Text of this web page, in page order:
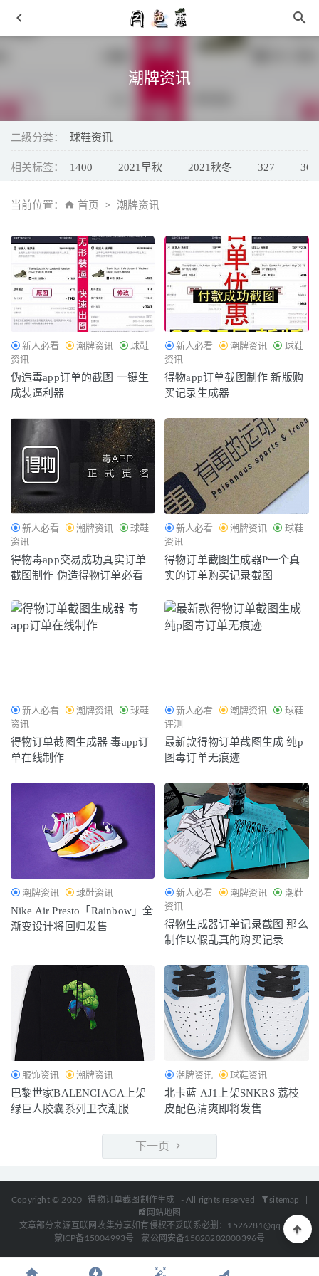
潮牌资讯
二级分类： 球鞋资讯
相关标签： 1400 2021早秋 2021秋冬 327
当前位置： 首页 潮牌资讯
新人必看 潮牌资讯
球鞋
资讯
伪造毒app订单的截图 一键生
成装逼利器
新人必看 潮牌资讯
球鞋
资讯
得物app订单截图制作 新版购
买记录生成器
新人必看 潮牌资讯
球鞋
资讯
得物毒app交易成功真实订单
截图制作 伪造得物订单必看
新人必看 潮牌资讯
球鞋
资讯
得物订单截图生成器P一个真
实的订单购买记录截图
新人必看 潮牌资讯
球鞋
资讯
得物订单截图生成器 毒app订
单在线制作
新人必看 潮牌资讯
球鞋
评测
最新款得物订单截图生成 纯p
图毒订单无痕迹
潮牌资讯 球鞋资讯
Nike Air Presto「Rainbow」全
渐变设计将回归发售
新人必看 潮牌资讯
潮鞋
资讯
得物生成器订单记录截图 那么
制作以假乱真的购买记录
服饰资讯 潮牌资讯
巴黎世家BALENCIAGA上架
绿巨人胶囊系列卫衣潮服
潮牌资讯 球鞋资讯
北卡蓝 AJ1上架SNKRS 荔枝
皮配色清爽即将发售
下一页
Copyright © 2020 得物订单截图制作生成 - All rights reserved sitemap
网站地图
文章部分来源互联网收集分享如有侵权不妥联系必删：1526281@qq.com
蒙ICP备15004993号
蒙公网安备15020202000396号
吸烟剩下的烟头可巧除纱窗油腻 让生活更简单
2019-02-13
2021-08-12
Yeezy 新鞋！ 2021-03-22
复制商品宝贝标题打开月色惠可以领隐藏优惠券
2019-08-08
Crocs 全新 CJ 麦科勒姆签名拖鞋曝光，代言人亲推 2021-